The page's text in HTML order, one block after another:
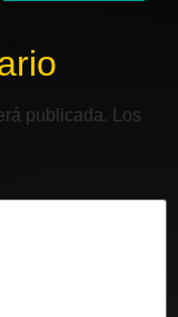
publicada.
Los